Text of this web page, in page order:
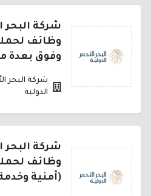
شركة البحر
وظائف
وفوق بعدة
شركة البحر
الدولية
شركة البحر
وظائف
(أمنية